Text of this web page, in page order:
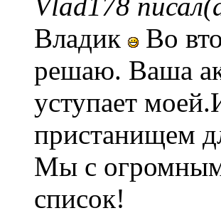
Владик
Во
решаю. Ваша
уступает
пристанищем
Мы с
список!